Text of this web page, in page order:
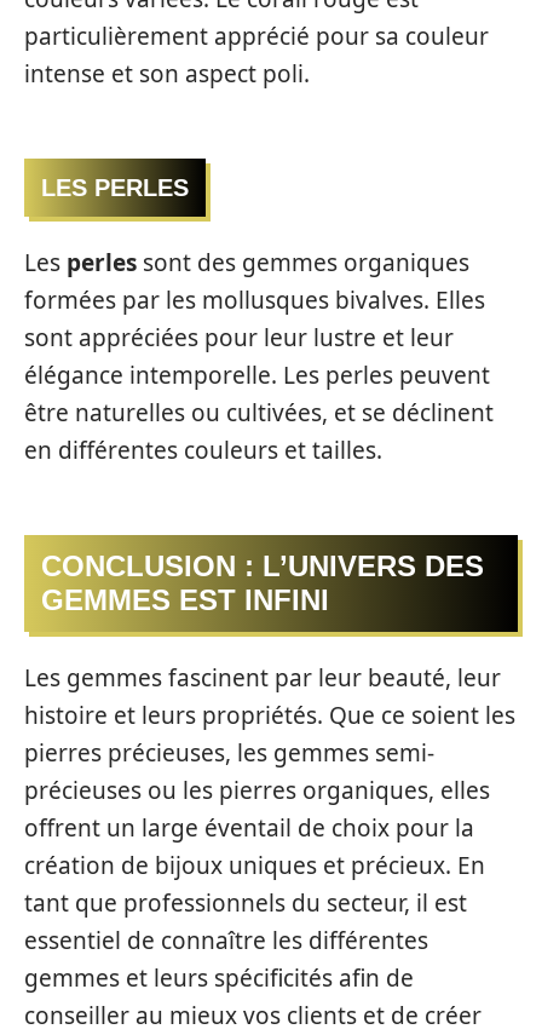
particulièrement apprécié pour sa couleur
intense et son aspect poli.
LES PERLES
Les perles sont des gemmes organiques
formées par les mollusques bivalves. Elles
sont appréciées pour leur lustre et leur
élégance intemporelle. Les perles peuvent
être naturelles ou cultivées, et se déclinent
en différentes couleurs et tailles.
CONCLUSION : L’UNIVERS DES
GEMMES EST INFINI
Les gemmes fascinent par leur beauté, leur
histoire et leurs propriétés. Que ce soient les
pierres précieuses, les gemmes semi-
précieuses ou les pierres organiques, elles
offrent un large éventail de choix pour la
création de bijoux uniques et précieux. En
tant que professionnels du secteur, il est
essentiel de connaître les différentes
gemmes et leurs spécificités afin de
conseiller au mieux vos clients et de créer